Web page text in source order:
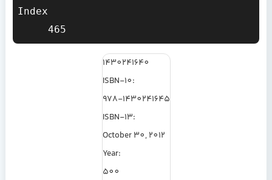
Index
1430241640
ISBN-10:
978-1430241645
ISBN-13:
October 30, 2012
Year:
500